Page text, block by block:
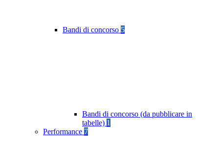
Bandi di concorso 5
Bandi di concorso (da pubblicare in
tabelle) 1
Performance 7